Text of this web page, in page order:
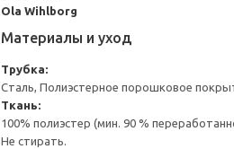
Ola Wihlborg
Материалы и уход
Трубка:
Сталь, Полиэстерное порошковое
Ткань:
100% полиэстер (мин. 90 %
Не стирать.